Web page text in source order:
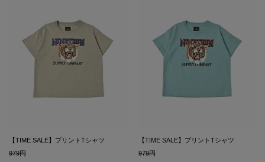
【TIME SALE】プリントTシャツ
979
【TIME SALE】プリントTシャツ
979